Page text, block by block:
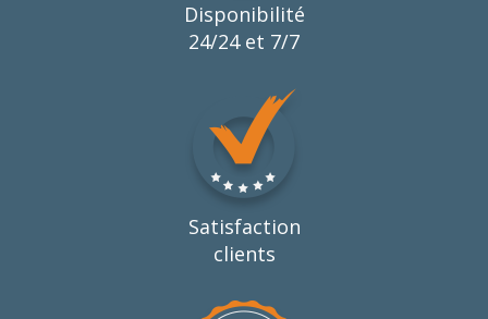
Disponibilité
24/24 et 7/7
Satisfaction
clients